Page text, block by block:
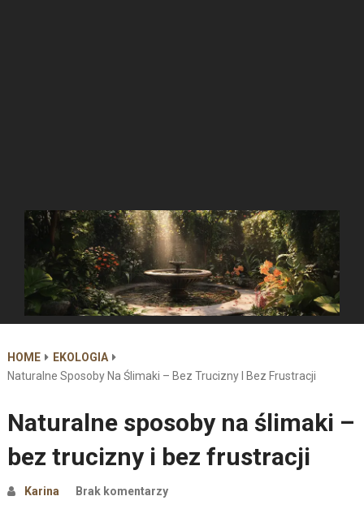
HOME
EKOLOGIA
Naturalne Sposoby Na Ślimaki – Bez Trucizny I Bez Frustracji
Naturalne sposoby na ślimaki –
bez trucizny i bez frustracji
Karina Brak komentarzy